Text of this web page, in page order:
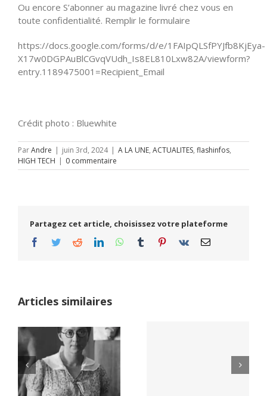
Ou encore S’abonner au magazine livré chez vous en
toute confidentialité. Remplir le formulaire
https://docs.google.com/forms/d/e/1FAIpQLSfPYJfb8KjEya-
X17w0DGPAuBlCGvqVUdh_Is8EL810Lxw82A/viewform?
entry.1189475001=Recipient_Email
Crédit photo : Bluewhite
ParAndre | juin 3rd, 2024 | A LA UNE, ACTUALITES, flashinfos,
HIGH TECH | 0 commentaire
Partagez cet article, choisissez votre plateforme
Facebook
TwitterRedditLinkedInWhatsApp
Tumblr Pinterest
Vk Email
Articles similaires
Netflix Field of
Dreams (1989)
Yaïr Golan : une